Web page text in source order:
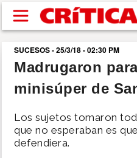
Pasar al contenido principal
buscar
SUCESOS
NACIONAL
SUCESOS - 25/3/18 - 02:30 PM
Madrugaron
minisúper de
Los sujetos tomaron
que no esperaban es
defendiera.